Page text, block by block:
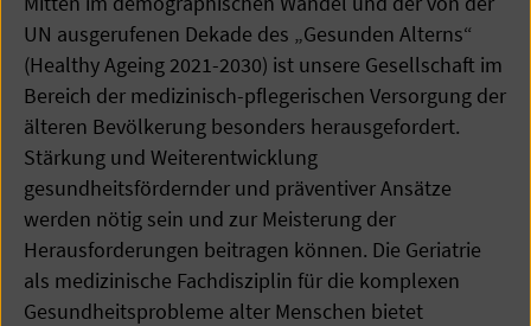
UN ausgerufenen Dekade des „Gesunden Alterns“
(Healthy Ageing 2021-2030) ist unsere Gesellschaft im
Bereich der medizinisch-pflegerischen Versorgung der
älteren Bevölkerung besonders herausgefordert.
Stärkung und Weiterentwicklung
gesundheitsfördernder und präventiver Ansätze
werden nötig sein und zur Meisterung der
Herausforderungen beitragen können. Die Geriatrie
als medizinische Fachdisziplin für die komplexen
Gesundheitsprobleme alter Menschen bietet